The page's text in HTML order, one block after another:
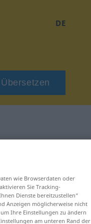
DE
Übersetzen
wie Browserdaten oder
Sie Tracking-
Dienste bereitzustellen“
Anzeigen möglicherweise nicht
Ihre Einstellungen zu ändern
am unteren Rand der